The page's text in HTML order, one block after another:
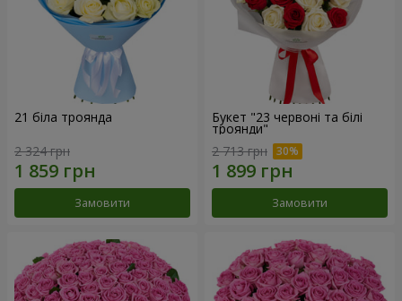
21 біла троянда
2 324 грн
Замовити
Букет "23 червоні та білі
троянди"
2 713 грн
Замовити